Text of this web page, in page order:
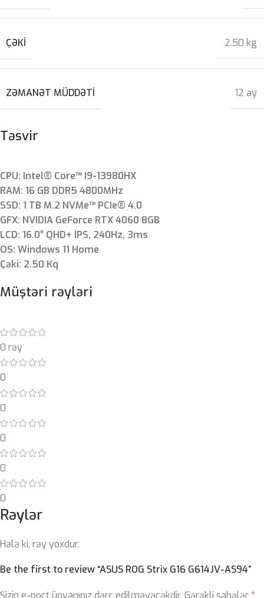
Təsvir
CPU: Intel® Core™ I9-13980HX
RAM: 16 GB DDR5 4800MHz
SSD: 1 TB M.2 NVMe™ PCIe® 4.0
GFX: NVIDIA GeForce RTX 4060 8GB
LCD: 16.0″ QHD+ IPS, 240Hz, 3ms
OS: Windows 11 Home
Çəki: 2.50 Kq
ÇƏKI 2.50 kg
ZƏMANƏT MÜDDƏTI 12 ay
Müştəri rəyləri
0 rəy
0
0
0
0
0
Rəylər
Hələ ki, rəy yoxdur.
Be the first to review “ASUS ROG Strix G16 G614JV-AS94”
Sizin e-poçt ünvanınız dərc edilməyəcəkdir. Gərəkli sahələr*